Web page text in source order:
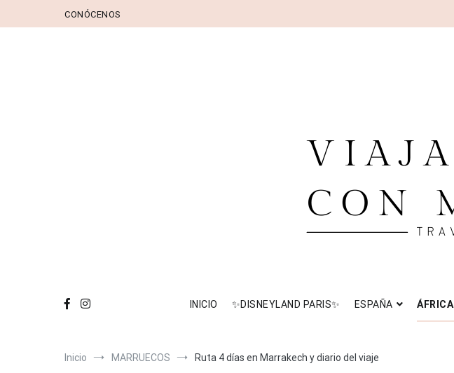
CONÓCENOS
INICIO
✨DISNEYLAND PARIS✨ ESPAÑA ÁFRICA
Inicio MARRUECOS Ruta 4 días en Marrakech y diario del viaje